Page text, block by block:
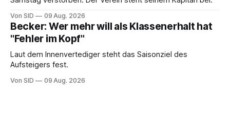
Von SID 09 Aug. 2026
Becker: Wer mehr will als Klassenerhalt hat
"Fehler im Kopf"
Laut dem Innenvertediger steht das Saisonziel des
Aufsteigers fest.
Von SID 09 Aug. 2026